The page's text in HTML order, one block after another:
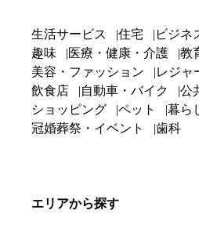
生活サービス 住宅 ビジネ
趣味
医療・健康・介護
教
美容・ファッション
レジャ
飲食店
自動車・バイク
公
ショッピング
ペット
暮ら
冠婚葬祭・イベント
歯科
エリアから探す